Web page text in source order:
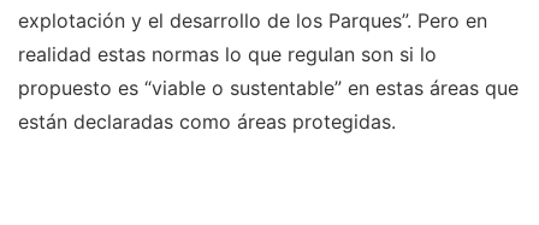
explotación y el desarrollo de los Parques”. Pero en
realidad estas normas lo que regulan son si lo
propuesto es “viable o sustentable” en estas áreas que
están declaradas como áreas protegidas.